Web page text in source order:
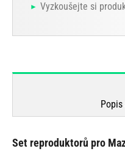
Vyzkoušejte si
Set reproduktorů pro